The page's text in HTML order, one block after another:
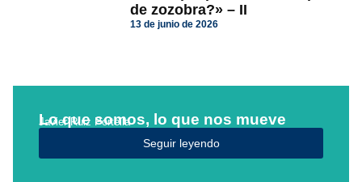
de zozobra?» – II
13 de junio de 2026
Lo que somos, lo que nos mueve
Javier Ruiz Portella
Seguir leyendo